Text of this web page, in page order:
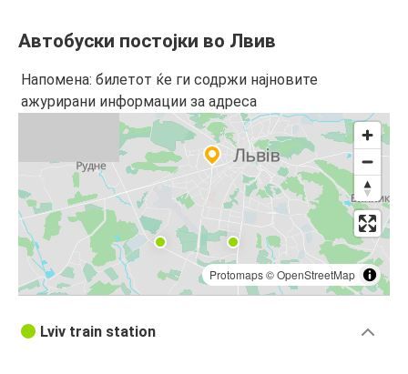
Автобуски постојки во Лвив
Напомена: билетот ќе ги содржи најновите
ажурирани информации за адреса
Protomaps©OpenStreetMap
Lviv train station